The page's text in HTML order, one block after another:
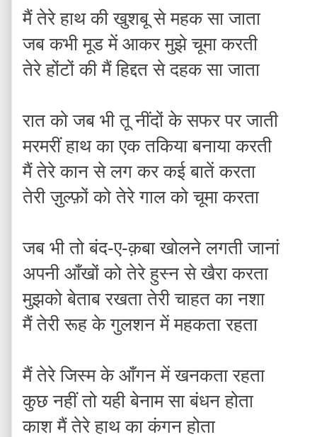
मैं तेरे हाथ की खुशबू से महक सा जाता
जब कभी मूड में आकर मुझे चूमा करती
तेरे होंटों की मैं हिद्दत से दहक सा जाता
रात को जब भी तू नींदों के सफर पर जाती
मरमरीं हाथ का एक तकिया बनाया करती
मैं तेरे कान से लग कर कई बातें करता
तेरी ज़ुल्फ़ों को तेरे गाल को चूमा करता
जब भी तो बंद-ए-क़बा खोलने लगती जानां
अपनी आँखों को तेरे हुस्न से खैरा करता
मुझको बेताब रखता तेरी चाहत का नशा
मैं तेरी रूह के गुलशन में महकता रहता
मैं तेरे जिस्म के आँगन में खनकता रहता
कुछ नहीं तो यही बेनाम सा बंधन होता
काश मैं तेरे हाथ का कंगन होता